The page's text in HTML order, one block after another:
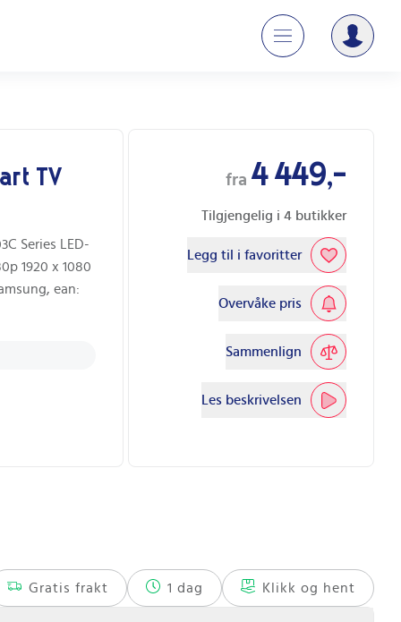
TV
Series LED-
1920 x 1080
ean:
fra 4 449,-
Tilgjengelig i 4 butikker
Legg til i favoritter
Overvåke pris
Sammenlign
Les beskrivelsen
Gratis frakt 1 dag Klikk og hent